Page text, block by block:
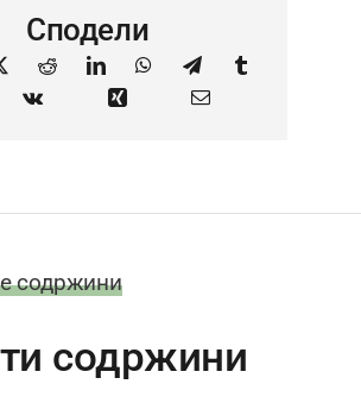
Сподели
содржини
содржини